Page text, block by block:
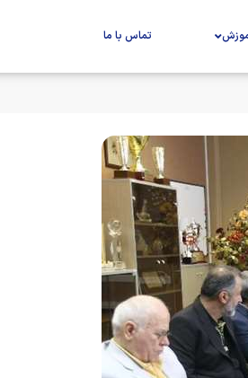
تماس با ما